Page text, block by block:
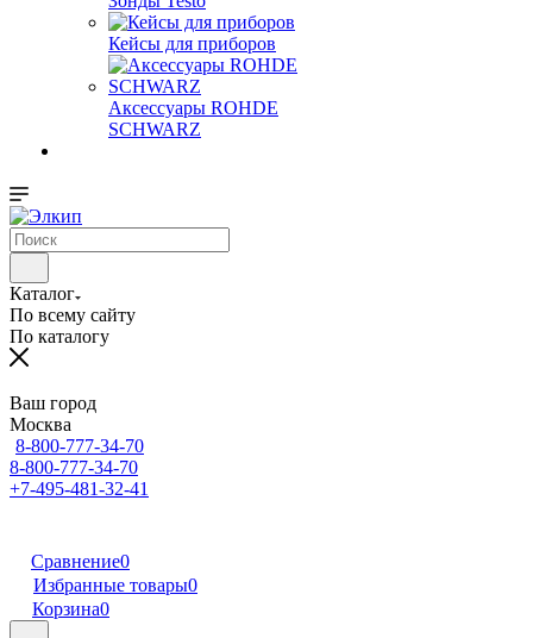
Кейсы для приборов
Аксессуары ROHDE
SCHWARZ
Каталог
По всему сайту
По каталогу
Ваш город
Москва
8-800-777-34-70
8-800-777-34-70
+7-495-481-32-41
Сравнение0
Избранные товары0
Корзина0